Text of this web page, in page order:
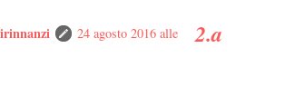
24 agosto 2016 alle